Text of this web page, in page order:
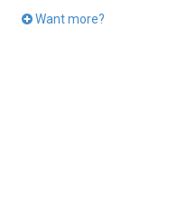
Want more?